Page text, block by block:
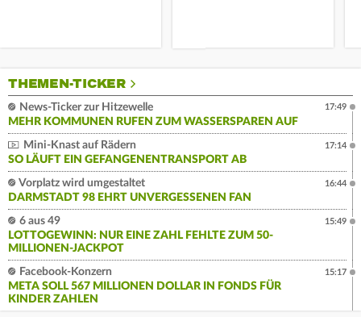
THEMEN-TICKER
News-Ticker zur Hitzewelle
MEHR KOMMUNEN RUFEN ZUM WASSERSPAREN AUF
17:49
Mini-Knast auf Rädern
SO LÄUFT EIN GEFANGENENTRANSPORT AB
17:14
Vorplatz wird umgestaltet
DARMSTADT 98 EHRT UNVERGESSENEN FAN
16:44
6 aus 49
LOTTOGEWINN: NUR EINE ZAHL FEHLTE ZUM 50-
MILLIONEN-JACKPOT
15:49
Facebook-Konzern
META SOLL 567 MILLIONEN DOLLAR IN FONDS FÜR
KINDER ZAHLEN
15:17